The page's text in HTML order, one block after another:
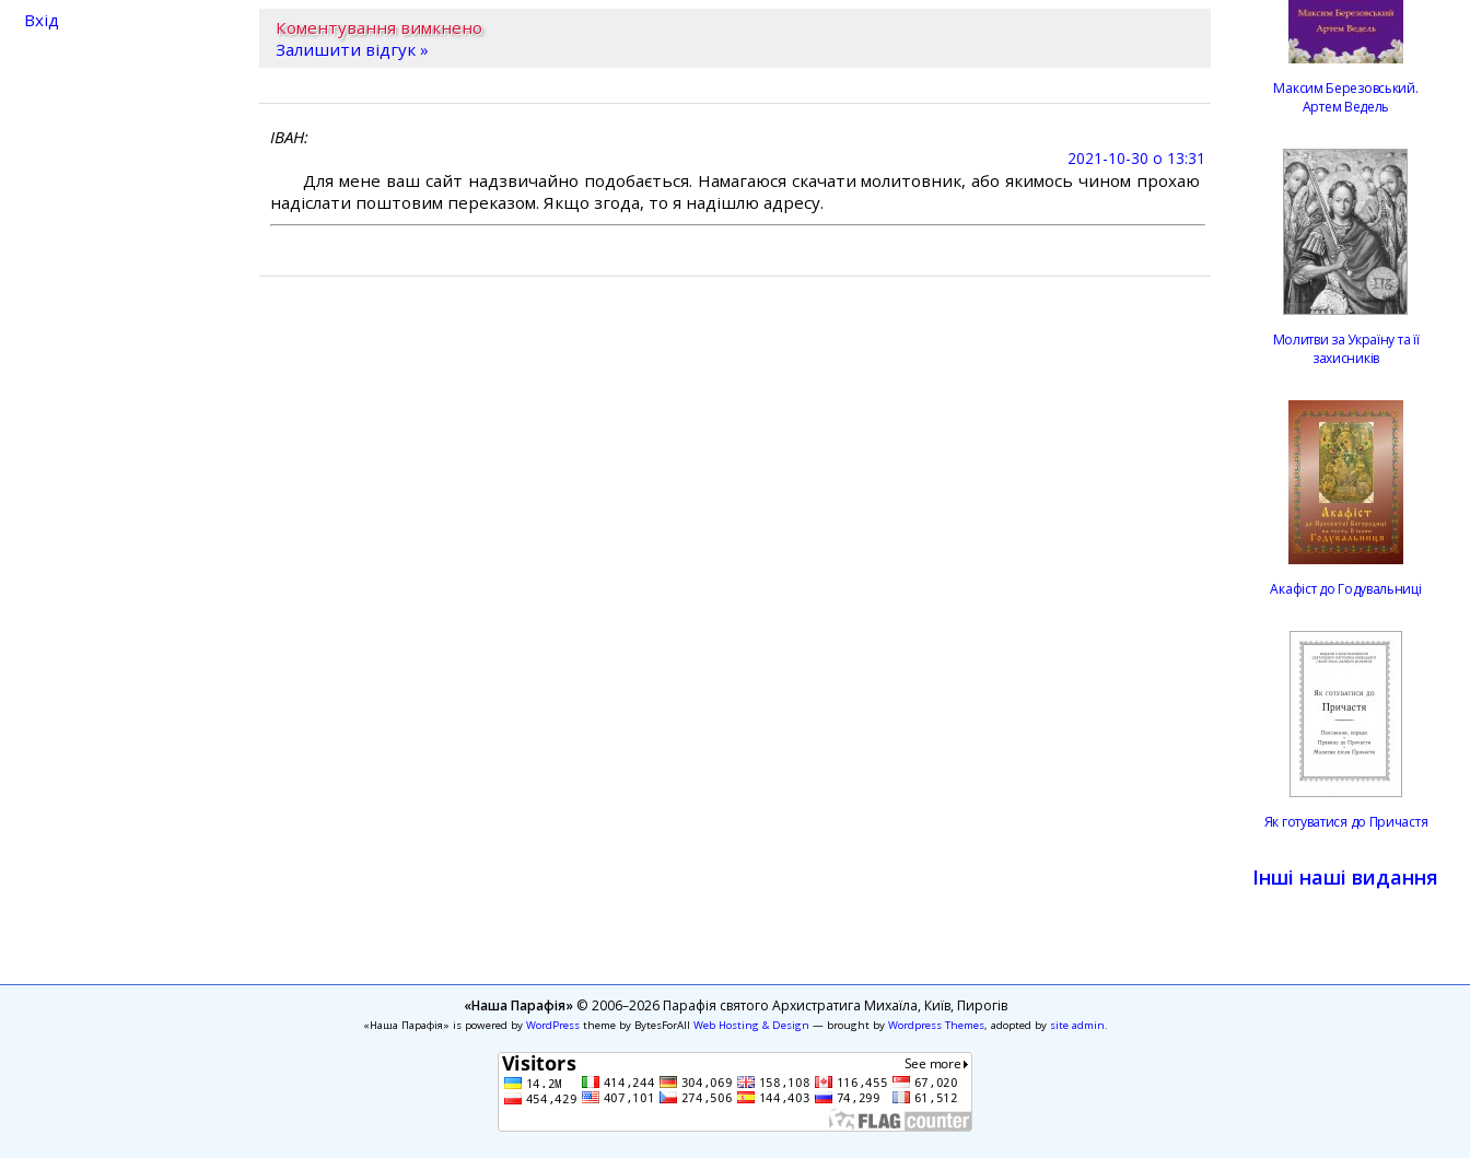
Коментування вимкнено
Залишити відгук »
ІВАН
2021-10-30 о 13:31
Для мене ваш сайт надзвичайно подобається. Намагаюся скачати молитовник, або якимось чином прохаю
надіслати поштовим переказом. Якщо згода, то я надішлю адресу.
Вхід
Максим Березовський.
Артем Ведель
Молитви за Україну та її
захисників
Акафіст до Годувальниці
Як готуватися до Причастя
Інші наші видання
«Наша Парафія»© 2006–2026 Парафія святого Архистратига Михаїла, Київ, Пирогів
«Наша Парафія» is powered by WordPresstheme by BytesForAll Web Hosting & Design — brought by Wordpress Themes, adopted by site admin.